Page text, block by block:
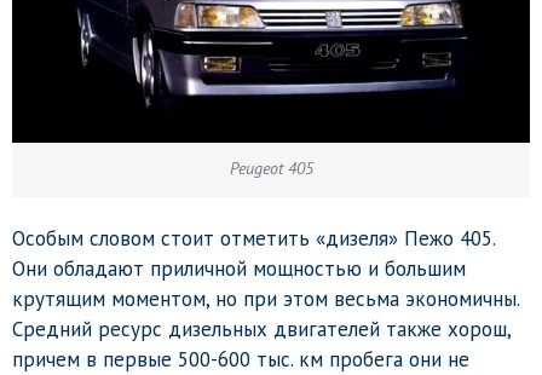
Peugeot 405
Особым словом стоит отметить «дизеля» Пежо 405.
Они обладают приличной мощностью и большим
крутящим моментом, но при этом весьма экономичны.
Средний ресурс дизельных двигателей также хорош,
причем в первые 500-600 тыс. км пробега они не